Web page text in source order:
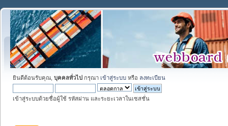
ยินดีต้อนรับคุณ, บุคคลทั่วไป กรุณา เข้าสู่ระบบ หรือ ลงทะเบียน
เข้าสู่ระบบด้วยชื่อผู้ใช้ รหัสผ่าน และระยะเวลาในเซสชั่น